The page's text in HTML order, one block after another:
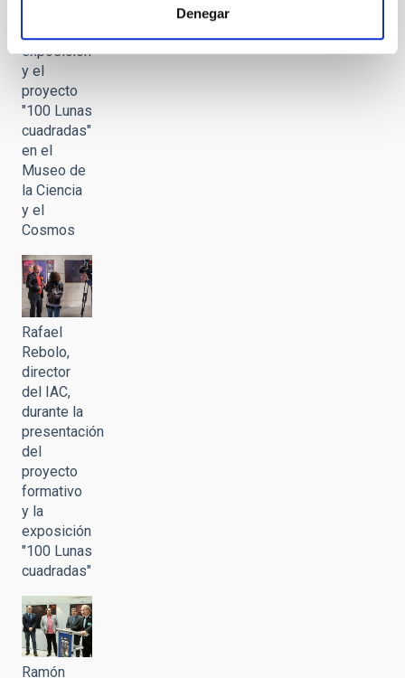
Denegar
exposición
y el
proyecto
"100 Lunas
cuadradas"
en el
Museo de
la Ciencia
y el
Cosmos
Rafael
Rebolo,
director
del IAC,
durante la
presentación
del
proyecto
formativo
y la
exposición
"100 Lunas
cuadradas"
Ramón